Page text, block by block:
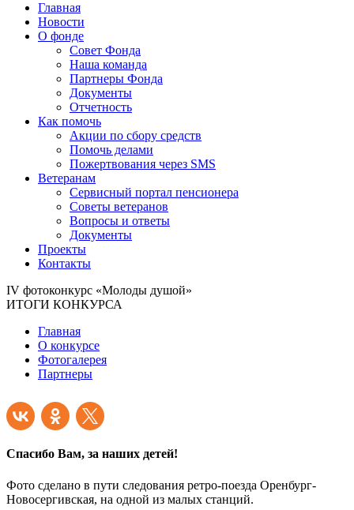
Главная
Новости
О фонде
Совет Фонда
Наша команда
Партнеры Фонда
Документы
Отчетность
Как помочь
Акции по сбору средств
Помочь делами
Пожертвования через SMS
Ветеранам
Сервисный портал пенсионера
Советы ветеранов
Вопросы и ответы
Документы
Проекты
Контакты
IV фотоконкурс «Молоды душой»
ИТОГИ КОНКУРСА
Главная
О конкурсе
Фотогалерея
Партнеры
Спасибо Вам, за наших детей!
Фото сделано в пути следования ретро-поезда Оренбург-
Новосергивская, на одной из малых станций.